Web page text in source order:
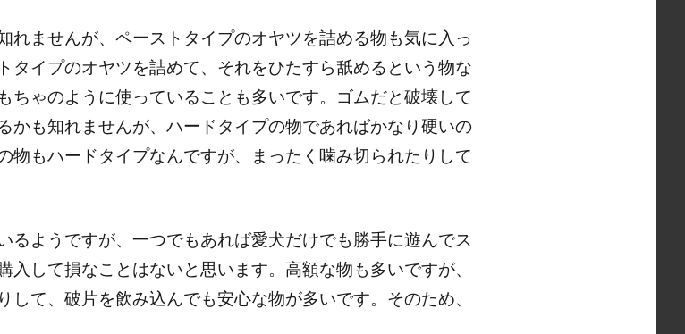
れませんが、ペーストタイプのオヤツを詰める物も気に入っ
タイプのオヤツを詰めて、それをひたすら舐めるという物な
ちゃのように使っていることも多いです。ゴムだと破壊して
かも知れませんが、ハードタイプの物であればかなり硬いの
物もハードタイプなんですが、まったく噛み切られたりして
るようですが、一つでもあれば愛犬だけでも勝手に遊んでス
入して損なことはないと思います。高額な物も多いですが、
て、破片を飲み込んでも安心な物が多いです。そのため、